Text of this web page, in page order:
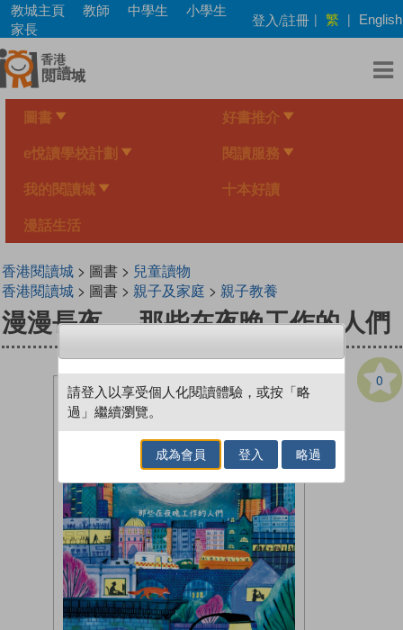
Skip
main
content
教城主頁 教師 中學生
小學生
家長
登入/註冊 | 繁 | English
圖書 好書推介
e悅讀學校計劃 閱讀服務
我的閱讀城 十本好讀
漫話生活
香港閱讀城> 圖書 > 兒童讀物
香港閱讀城> 圖書 > 親子及家庭 > 親子教養
漫漫長夜──那些在夜晚工作的人們
0
請登入以享受個人化閱讀體驗，或按「略
過」繼續瀏覽。
成為會員 登入 略過